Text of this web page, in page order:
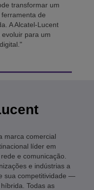
transformar um
de
A Alcatel-Lucent
para um
marca comercial
líder em
e comunicação.
e indústrias a
sua competitividade —
Todas as